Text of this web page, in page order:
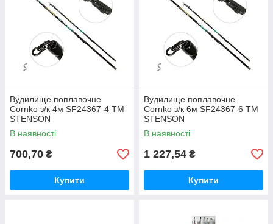
Вудилище поплавочне
Cornko з/к 4м SF24367-4 ТМ
STENSON
В наявності
700,70 ₴
Купити
Вудилище поплавочне
Cornko з/к 6м SF24367-6 ТМ
STENSON
В наявності
1 227,54 ₴
Купити